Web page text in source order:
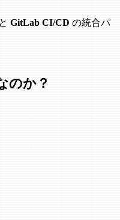
と GitLab CI/CD の統合パ
のか？